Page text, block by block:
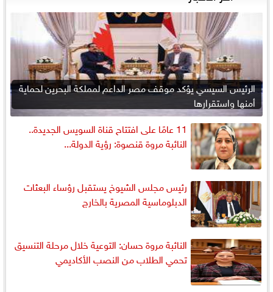
الرئيس السيسي يؤكد موقف مصر الداعم لمملكة البحرين لحماية
أمنها واستقرارها
11 عامًا على افتتاح قناة السويس الجديدة..
النائبة مروة قنصوة: رؤية الدولة...
رئيس مجلس الشيوخ يستقبل رؤساء البعثات
الدبلوماسية المصرية بالخارج
النائبة مروة حسان: التوعية خلال مرحلة التنسيق
تحمي الطلاب من النصب الأكاديمي